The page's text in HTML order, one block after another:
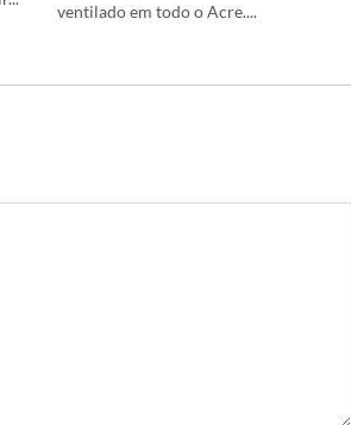
ventilado em todo o Acre....